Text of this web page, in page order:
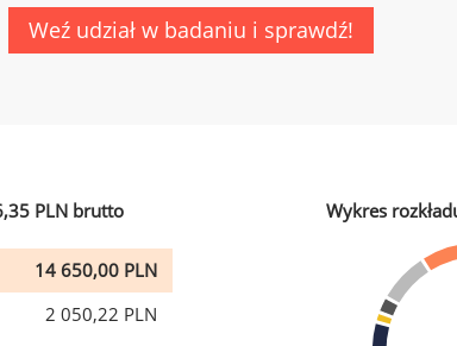
Weź udział w badaniu i sprawdź!
PLN brutto
14 650,00 PLN
2 050,22 PLN
Wykres